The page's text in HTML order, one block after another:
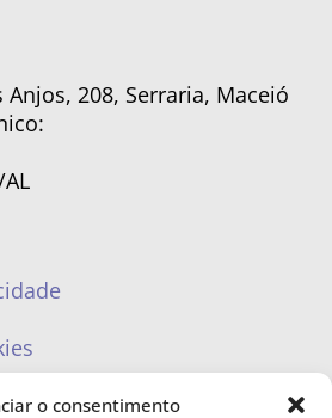
o consentimento
Anjos, 208, Serraria, Maceió